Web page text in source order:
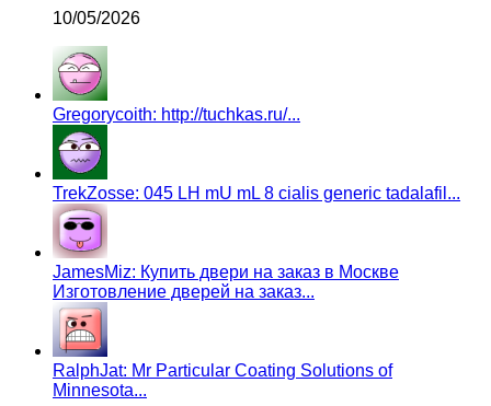
10/05/2026
Gregorycoith: http://tuchkas.ru/...
TrekZosse: 045 LH mU mL 8 cialis generic tadalafil...
JamesMiz: Купить двери на заказ в Москве
Изготовление дверей на заказ...
RalphJat: Mr Particular Coating Solutions of
Minnesota...